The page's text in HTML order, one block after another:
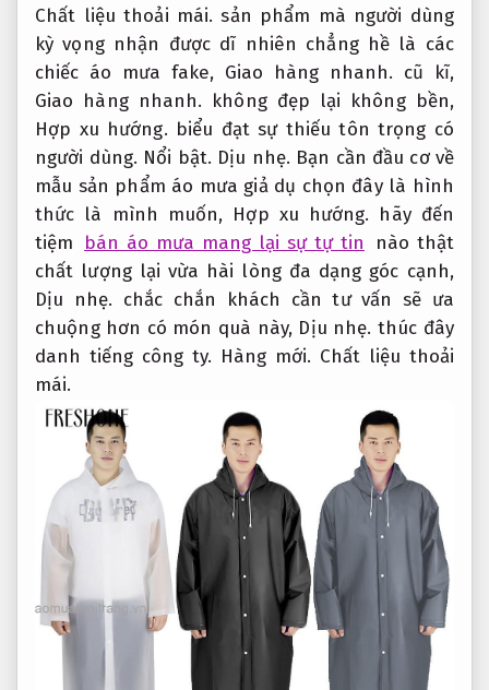
Chất liệu thoải mái. sản phẩm mà người dùng
kỳ vọng nhận được dĩ nhiên chẳng hề là các
chiếc áo mưa fake, Giao hàng nhanh. cũ kĩ,
Giao hàng nhanh. không đẹp lại không bền,
Hợp xu hướng. biểu đạt sự thiếu tôn trọng có
người dùng. Nổi bật. Dịu nhẹ. Bạn cần đầu cơ về
mẫu sản phẩm áo mưa giả dụ chọn đây là hình
thức là mình muốn, Hợp xu hướng. hãy đến
tiệm
bán áo mưa mang lại sự tự tin
nào thật
chất lượng lại vừa hài lòng đa dạng góc cạnh,
Dịu nhẹ. chắc chắn khách cần tư vấn sẽ ưa
chuộng hơn có món quà này, Dịu nhẹ. thúc đây
danh tiếng công ty. Hàng mới. Chất liệu thoải
mái.